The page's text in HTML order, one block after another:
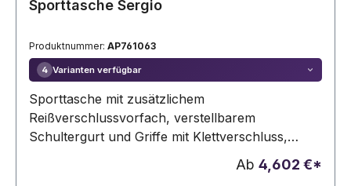
Sporttasche Sergio
Produktnummer: AP761063
4 Varianten verfügbar
Sporttasche mit zusätzlichem
Reißverschlussvorfach, verstellbarem
Schultergurt und Griffe mit Klettverschluss,
Ab 4,602 €*